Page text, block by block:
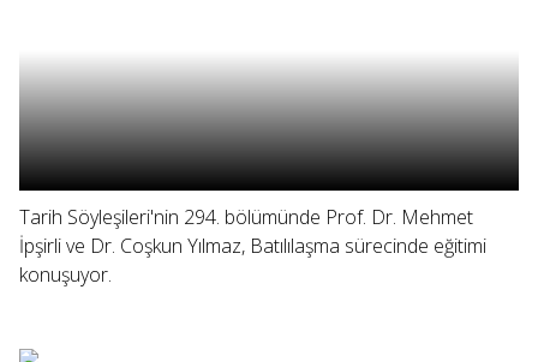
Tarih Söyleşileri'nin 294. bölümünde Prof. Dr. Mehmet
İpşirli ve Dr. Coşkun Yılmaz, Batılılaşma sürecinde eğitimi
konuşuyor.